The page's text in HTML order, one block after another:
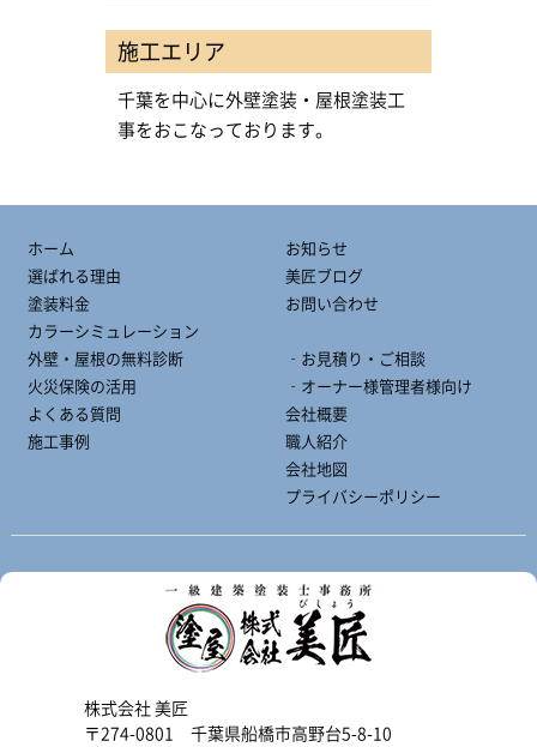
施工エリア
千葉を中心に外壁塗装・屋根塗装工
事をおこなっております。
ホーム
選ばれる理由
塗装料金
カラーシミュレーション
外壁・屋根の無料診断
火災保険の活用
よくある質問
施工事例
お知らせ
美匠ブログ
お問い合わせ
‐お見積り・ご相談
‐オーナー様管理者様向け
会社概要
職人紹介
会社地図
プライバシーポリシー
株式会社 美匠
〒274-0801 千葉県船橋市高野台5-8-10